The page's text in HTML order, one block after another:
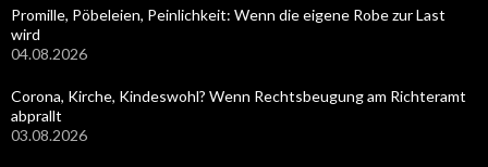
Promille, Pöbeleien, Peinlichkeit: Wenn die eigene Robe zur Last
wird
04.08.2026
Corona, Kirche, Kindeswohl? Wenn Rechtsbeugung am Richteramt
abprallt
03.08.2026